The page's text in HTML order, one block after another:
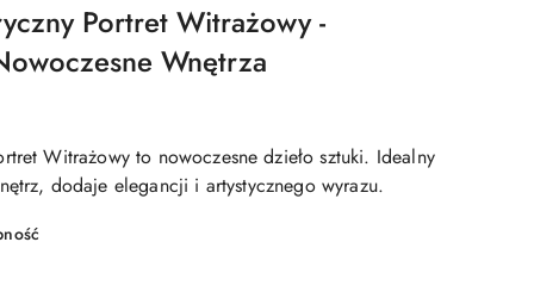
Portret Witrażowy -
Wnętrza
Witrażowy to nowoczesne dzieło sztuki. Idealny
dodaje elegancji i artystycznego wyrazu.